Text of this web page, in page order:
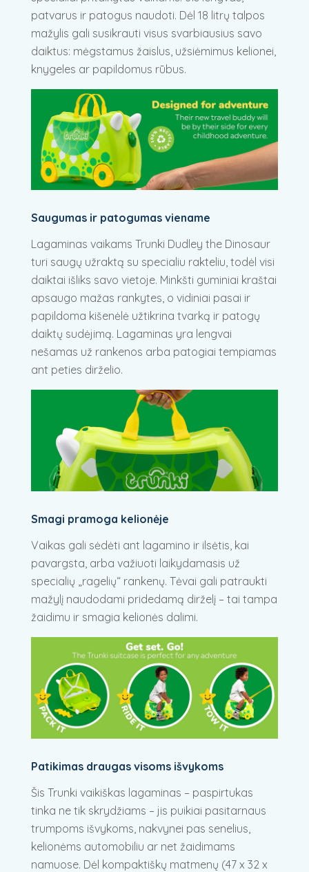
patvarus ir patogus naudoti. Dėl 18 litrų talpos
mažylis gali susikrauti visus svarbiausius savo
daiktus: mėgstamus žaislus, užsiėmimus kelionei,
knygeles ar papildomus rūbus.
Saugumas ir patogumas viename
Lagaminas vaikams Trunki Dudley the Dinosaur
turi saugų užraktą su specialiu rakteliu, todėl visi
daiktai išliks savo vietoje. Minkšti guminiai kraštai
apsaugo mažas rankytes, o vidiniai pasai ir
papildoma kišenėlė užtikrina tvarką ir patogų
daiktų sudėjimą. Lagaminas yra lengvai
nešamas už rankenos arba patogiai tempiamas
ant peties dirželio.
Smagi pramoga kelionėje
Vaikas gali sėdėti ant lagamino ir ilsėtis, kai
pavargsta, arba važiuoti laikydamasis už
specialių „ragelių“ rankenų. Tėvai gali patraukti
mažylį naudodami pridedamą dirželį – tai tampa
žaidimu ir smagia kelionės dalimi.
Patikimas draugas visoms išvykoms
Šis Trunki vaikiškas lagaminas – paspirtukas
tinka ne tik skrydžiams – jis puikiai pasitarnaus
trumpoms išvykoms, nakvynei pas senelius,
kelionėms automobiliu ar net žaidimams
namuose. Dėl kompaktiškų matmenų (47 x 32 x